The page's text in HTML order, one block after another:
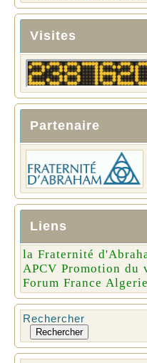
Visites
Partenaire
Liens
la Fraternité
APCV Promotion du
Forum France Algerie
Rechercher
Rechercher